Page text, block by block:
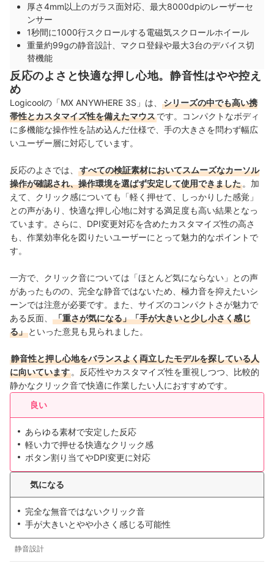
厚さ4mm以上のガラス面対応、最大8000dpiのレーザーセ
ンサー
1秒間に1000行スクロールする電磁気スクロールホイール
重量約99gの静音設計、マクロ登録や最大3台のデバイス切
替機能
反応のよさと快適な押し心地。静音性はやや控え
め
Logicoolの「MX ANYWHERE 3S」は、
シリーズの中でも高い携
帯性とカスタマイズ性を備えたマウスです。コンパクトなボディ
に多機能な操作性を詰め込んだ仕様で、手の大きさを問わず幅広
いユーザー層に対応しています。
反応のよさでは、
すべての検証素材においてスムーズなカーソル
操作が確認され、操作環境を選ばず安定して使用できました 。加
えて、クリック感についても「軽く押せて、しっかりした感覚」
との声があり、快適な押し心地に対する満足度も高い結果となっ
ています。さらに、DPI変更対応を含めたカスタマイズ性の高さ
も、作業効率化を図りたいユーザーにとって魅力的なポイントで
す。
一方で、クリック音については「ほとんど気にならない」との声
があったものの、完全な静音ではないため、極力音を抑えたいシ
ーンでは注意が必要です。また、サイズのコンパクトさが魅力で
ある反面、
「重さが気になる」「手が大きいと少し小さく感じ
る」 といった意見も見られました。
静音性と押し心地をバランスよく両立したモデルを探している人
に向いています 。反応性やカスタマイズ性を重視しつつ、比較的
静かなクリック音で快適に作業したい人におすすめです。
良い
あらゆる素材で安定した反応
軽い力で押せる快適なクリック感
ボタン割り当てやDPI変更に対応
気になる
完全な無音ではないクリック音
手が大きいとやや小さく感じる可能性
静音設計